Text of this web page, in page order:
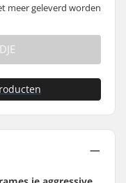
meer geleverd worden